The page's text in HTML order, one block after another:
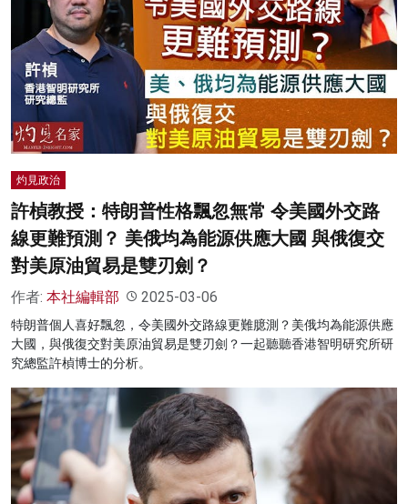
灼見政治
許楨教授：特朗普性格飄忽無常 令美國外交路
線更難預測？ 美俄均為能源供應大國 與俄復交
對美原油貿易是雙刃劍？
作者: 本社編輯部 2025-03-06
特朗普個人喜好飄忽，令美國外交路線更難臆測？美俄均為能源供應
大國，與俄復交對美原油貿易是雙刃劍？一起聽聽香港智明研究所研
究總監許楨博士的分析。